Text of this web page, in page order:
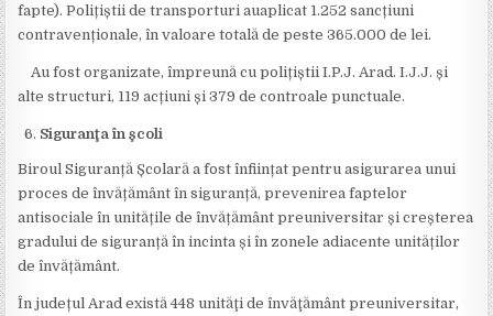
fapte). Polițiștii de transporturi auaplicat 1.252 sancțiuni
contravenționale, în valoare totală de peste 365.000 de lei.
Au fost organizate, împreună cu polițiștii I.P.J. Arad. I.J.J. și
alte structuri, 119 acțiuni și 379 de controale punctuale.
Siguranţa în şcoli
Biroul Siguranță Școlară a fost înființat pentru asigurarea unui
proces de învățământ în siguranță, prevenirea faptelor
antisociale în unitățile de învățământ preuniversitar și creșterea
gradului de siguranță în incinta și în zonele adiacente unităților
de învățământ.
În județul Arad există 448 unităţi de învăţământ preuniversitar,